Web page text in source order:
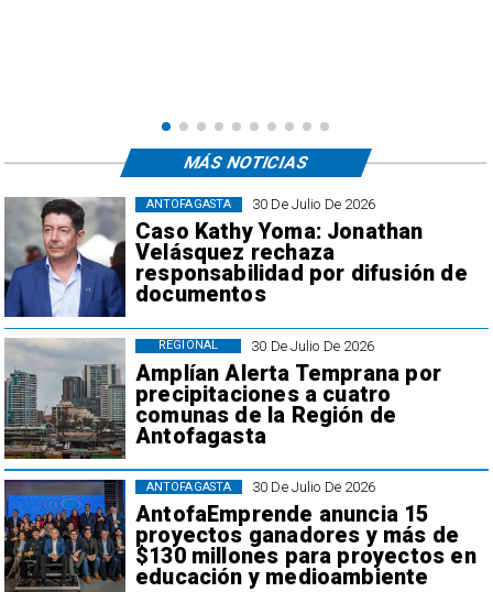
30 De Julio De 2026
Caso Kathy Yoma: Jonathan
Velásquez rechaza
responsabilidad por difusión de
documentos
ANTOFAGASTA
30 De Julio De 2026
Amplían Alerta Temprana por
precipitaciones a cuatro
comunas de la Región de
Antofagasta
REGIONAL
30 De Julio De 2026
AntofaEmprende anuncia 15
proyectos ganadores y más de
$130 millones para proyectos en
educación y medioambiente
ANTOFAGASTA
MÁS NOTICIAS